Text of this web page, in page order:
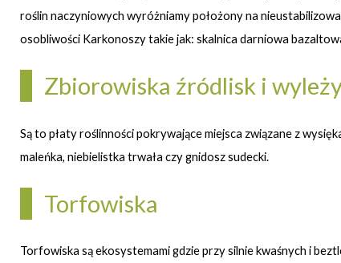
roślin naczyniowych wyróżniamy położony na
osobliwości Karkonoszy takie jak: skalnica darniowa
Zbiorowiska źródlisk i
Są to płaty roślinności pokrywające miejsca związane z
maleńka, niebielistka trwała czy gnidosz sudecki.
Torfowiska
Torfowiska są ekosystemami gdzie przy silnie kwaśnych i